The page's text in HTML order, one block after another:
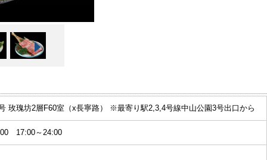
玫瑰坊2層F60室（x長寧路） ※最寄り駅2,3,4号線中山公園3号出口から
17:00～24:00